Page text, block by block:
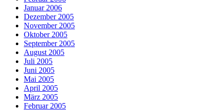
Januar 2006
Dezember 2005
November 2005
Oktober 2005
September 2005
August 2005
Juli 2005
Juni 2005
Mai 2005
April 2005
März 2005
Februar 2005